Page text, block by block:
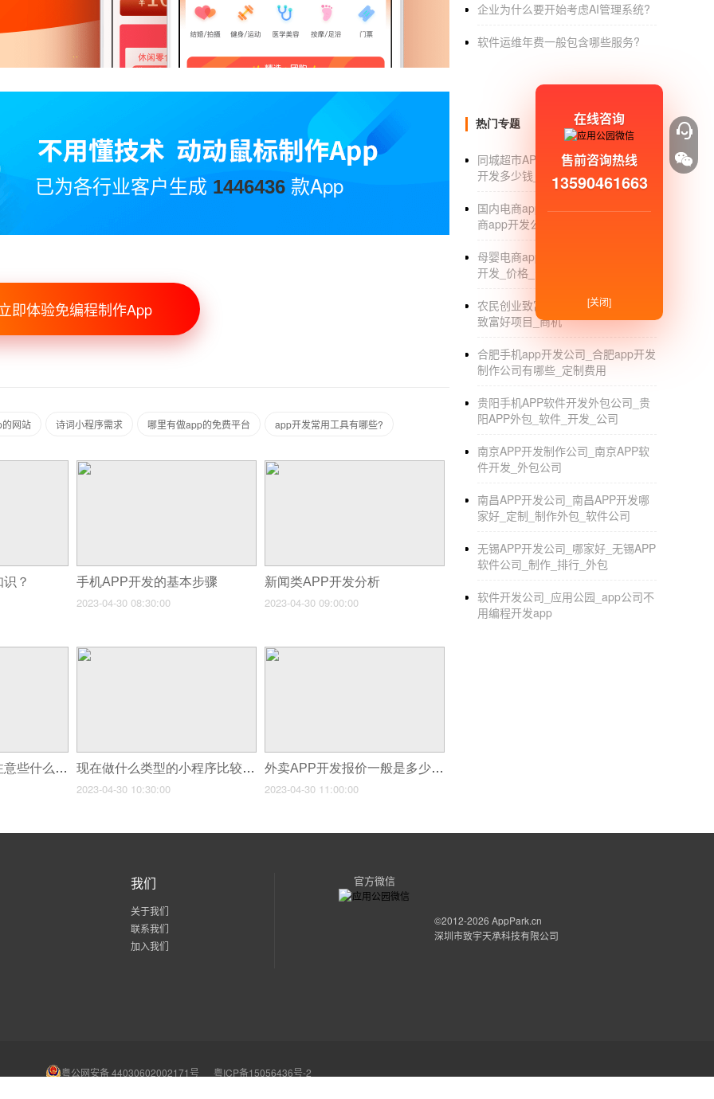
定制软件操作方便；
操作简单方便是定制软件的优势之一。
定制软件的成本很低：
定制软件看起来很贵，但实际上，它在长期
一般的软件模板软件)不能完全满足企业，开
另一方面，如果企业认为某些功能需要修改
因为这个软件不是为你在企业，的开发准备
定制软件服务贴心：
首先，如果在使用定制开发软件时出现问题
效果对软件进行调整。
软件安装完成后，开发公司还应向客户提供
长。但从企业长远发展来看，移动互联网时
不断变化的需求，增加用户粘性。让定制软
已为各行业客户生成 1446436 款App
即体验免编程制作App
网站 诗词小程序需求 哪里有做app的免费平台 app开发常用工具有哪些?
？ 手机APP开发的基本步骤
2023-04-30 08:30:00
新闻类APP开发分析
2023-04-30 09:00:00
企业APP开发应该注意些什么？ 现在做什么类型的小程序比较赚钱？
2023-04-30 10:30:00
外卖APP开发报价一般是多少？
2023-04-30 11:00:00
企业为什么要开始考虑AI管理系统?
软件运维年费一般包含哪些服务?
热门专题
同城超市APP开发_同城超市类app
开发多少钱_方案
国内电商app开发公司_国内移动电
商app开发公司排名_价格
母婴电商app开发现状_母婴电商app
开发_价格_公司
农民创业致富好项目_农村小本创业
致富好项目_商机
合肥手机app开发公司_合肥app开发
制作公司有哪些_定制费用
贵阳手机APP软件开发外包公司_贵
阳APP外包_软件_开发_公司
南京APP开发制作公司_南京APP软
件开发_外包公司
南昌APP开发公司_南昌APP开发哪
家好_定制_制作外包_软件公司
无锡APP开发公司_哪家好_无锡APP
软件公司_制作_排行_外包
软件开发公司_应用公园_app公司不
用编程开发app
我们
关于我们
联系我们
加入我们
官方微信
©2012-2026 AppPark.cn
深圳市致宇天承科技有限公司
粤公网安备 44030602002171号 粤ICP备15056436号-2
在线咨询
售前咨询热线
13590461663
[关闭]